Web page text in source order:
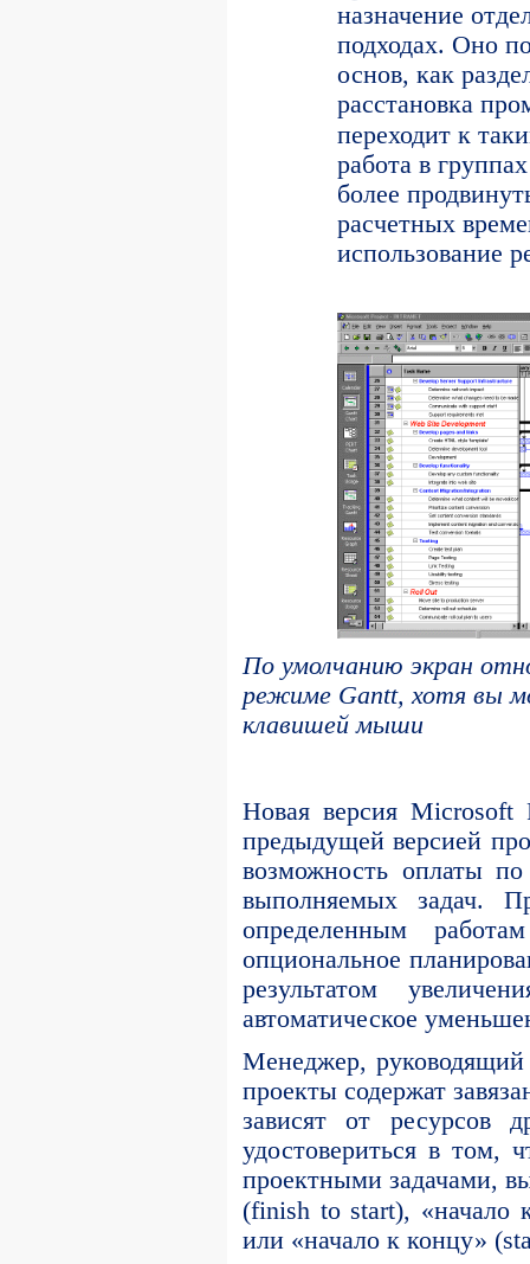
назначение
подходах. Оно
основ, как
расстановка
переходит к
работа в
более
расчетных
использование
По умолчанию экран
режиме Gantt, хотя вы
клавишей мыши
Новая версия Microsoft
предыдущей версией
возможность оплаты
выполняемых задач.
определенным
опциональное
результатом
автоматическое
Менеджер, руководящий
проекты содержат
зависят от ресурсов
удостовериться в том,
проектными задачами,
(finish to start), «начало
или «начало к концу»